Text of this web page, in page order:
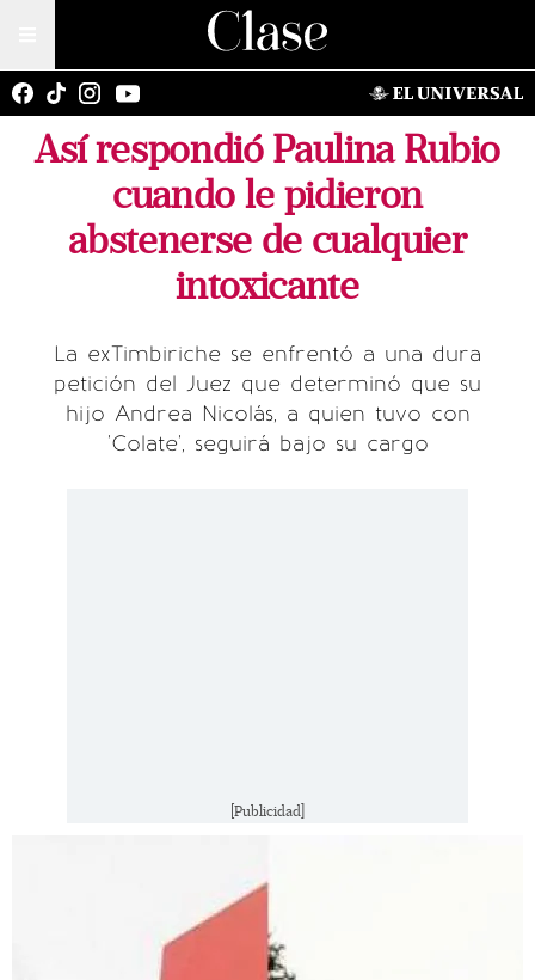
Así respondió Paulina Rubio
cuando le pidieron
abstenerse de cualquier
intoxicante
La exTimbiriche se enfrentó a una dura
petición del Juez que determinó que su
hijo Andrea Nicolás, a quien tuvo con
'Colate', seguirá bajo su cargo
[Publicidad]